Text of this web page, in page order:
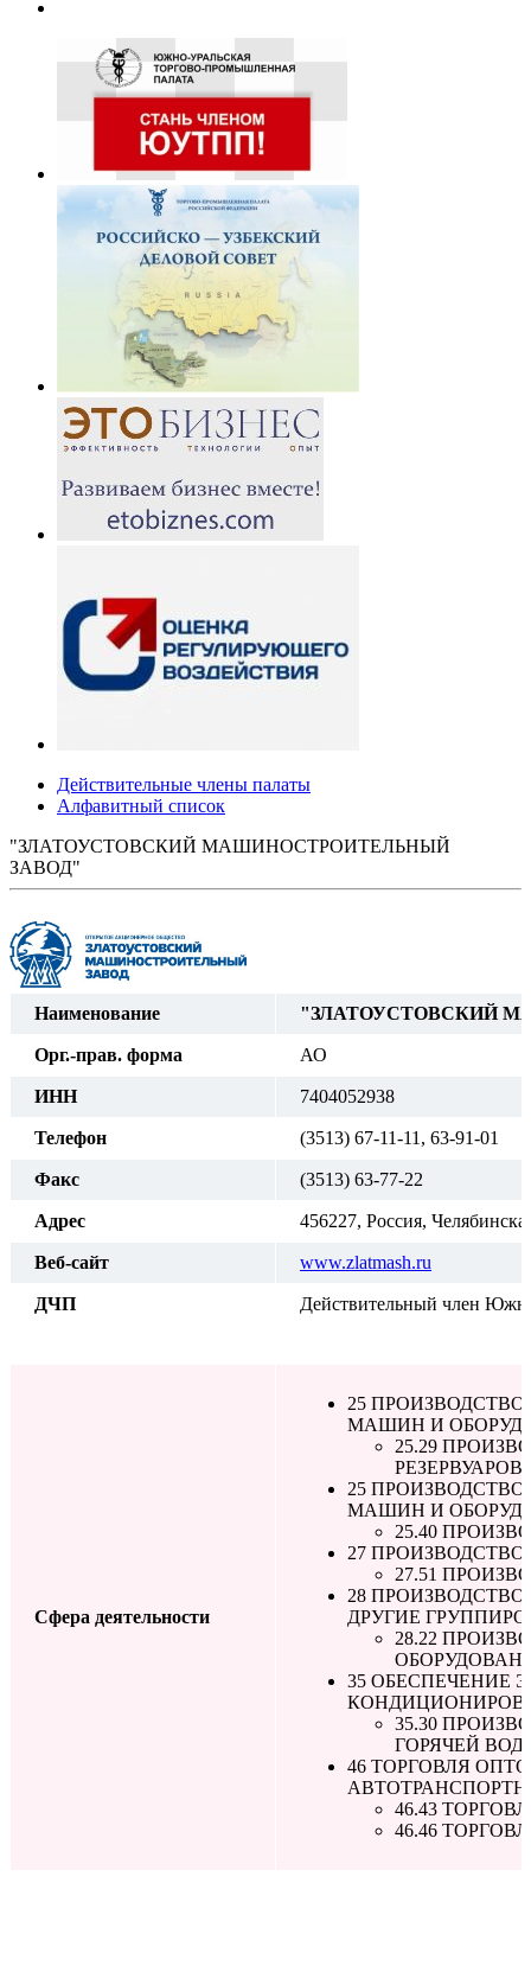
Действительные члены палаты
Алфавитный список
"ЗЛАТОУСТОВСКИЙ МАШИНОСТРОИТЕЛЬНЫЙ
ЗАВОД"
Наименование "ЗЛАТОУСТОВСКИЙ
Орг.-прав. форма АО
ИНН 7404052938
Телефон (3513) 67-11-11, 63-91-01
Факс (3513) 63-77-22
Адрес 456227, Россия,
Веб-сайт www.zlatmash.ru
ДЧП Действительный член
Сфера деятельности
25
МАШИН И
25.29
25
МАШИН И
25.40
27
27.51
28
ДРУГИЕ
28.22
35 ОБЕСПЕЧЕНИЕ
35.30
ГОРЯЧЕЙ
46 ТОРГОВЛЯ
46.43
46.46